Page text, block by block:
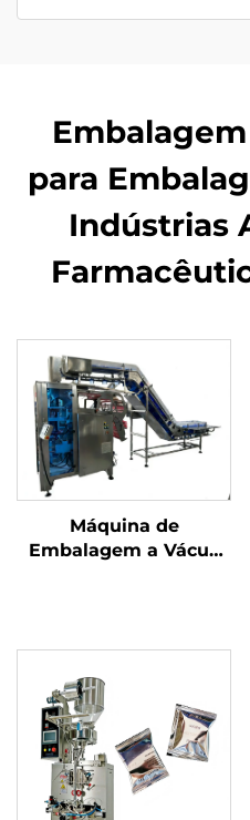
para
Indústrias
Máquina de
Embalagem a Vácuo